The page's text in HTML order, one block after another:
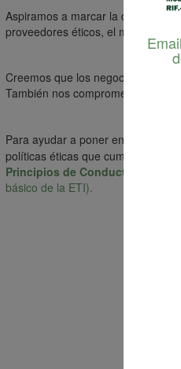
Aspiramos a marcar la diferencia
proveedores éticos, el
Creemos que los negocios deben
También nos comprometemos a
Para ayudar a poner en práctica
políticas éticas que cumplen con
Principios de Conducta Ética de
básico de la ETI).